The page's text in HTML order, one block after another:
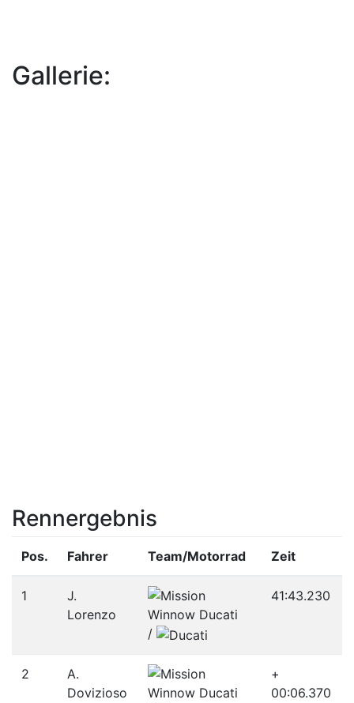
Gallerie:
Rennergebnis
Pos. Fahrer Team/­Motorrad Zeit
1
J.
Lorenzo
/­
41:43.230
2
A.
Dovizioso
+
00:06.370